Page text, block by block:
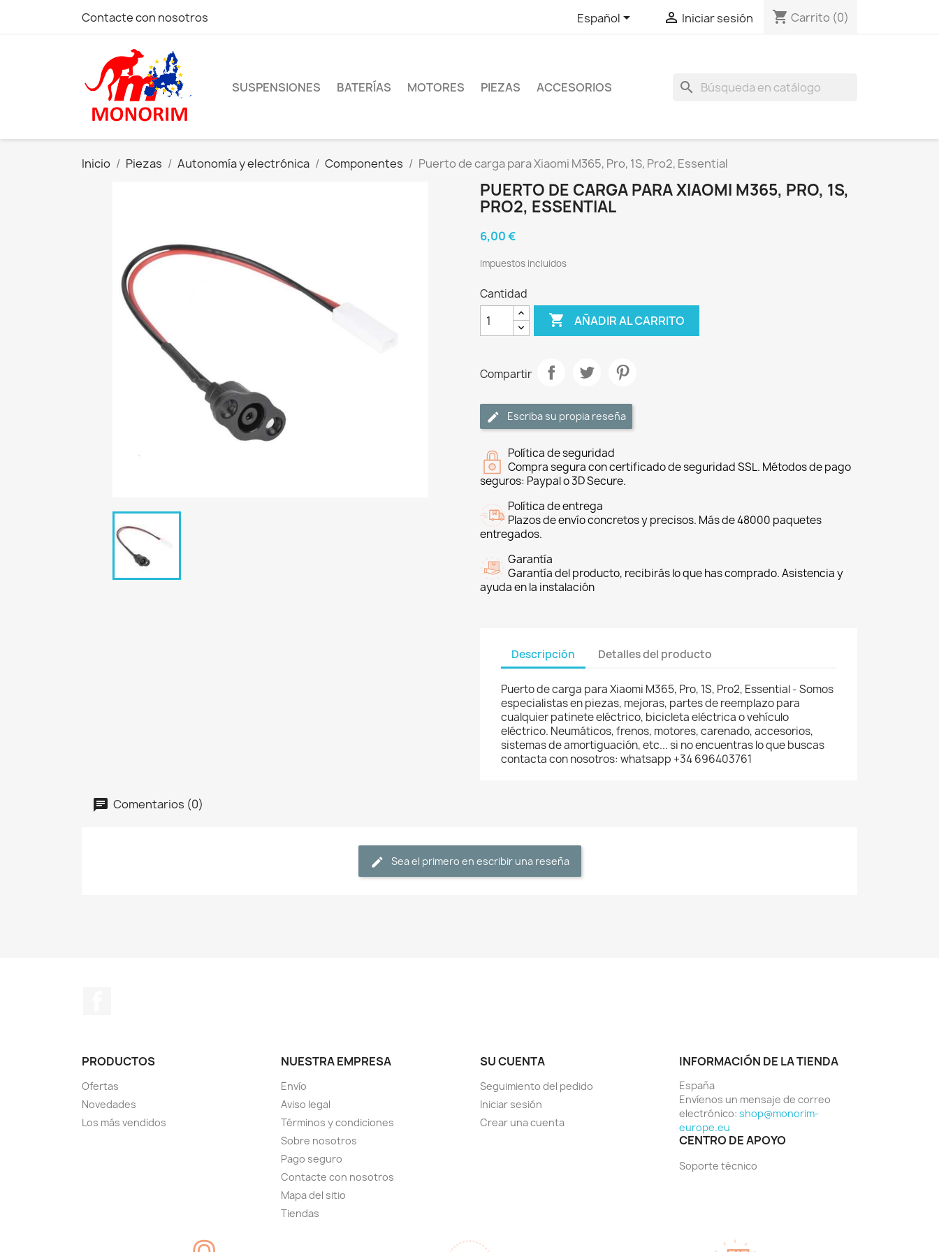
Contacte con nosotros Español  Iniciar sesión shopping_cart Carrito (0)
SUSPENSIONES BATERÍAS MOTORES PIEZAS ACCESORIOS search
Inicio Piezas Autonomía y electrónica Componentes Puerto de carga para Xiaomi M365, Pro, 1S, Pro2, Essential
PUERTO DE CARGA PARA XIAOMI M365, PRO, 1S,
PRO2, ESSENTIAL
6,00 €
Impuestos incluidos
Cantidad
 AÑADIR AL CARRITO
Compartir
Escriba su propia reseña
Política de seguridad
Compra segura con certificado de seguridad SSL. Métodos de pago
seguros: Paypal o 3D Secure.
Política de entrega
Plazos de envío concretos y precisos. Más de 48000 paquetes
entregados.
Garantía
Garantía del producto, recibirás lo que has comprado. Asistencia y
ayuda en la instalación
Descripción Detalles del producto
Puerto de carga para Xiaomi M365, Pro, 1S, Pro2, Essential - Somos
especialistas en piezas, mejoras, partes de reemplazo para
cualquier patinete eléctrico, bicicleta eléctrica o vehículo
eléctrico. Neumáticos, frenos, motores, carenado, accesorios,
sistemas de amortiguación, etc... si no encuentras lo que buscas
contacta con nosotros: whatsapp +34 696403761
Comentarios (0)
Sea el primero en escribir una reseña
PRODUCTOS
Ofertas
Novedades
Los más vendidos
NUESTRA EMPRESA
Envío
Aviso legal
Términos y condiciones
Sobre nosotros
Pago seguro
Contacte con nosotros
Mapa del sitio
Tiendas
SU CUENTA
Seguimiento del pedido
Iniciar sesión
Crear una cuenta
INFORMACIÓN DE LA TIENDA
España
Envíenos un mensaje de correo
electrónico: shop@monorim-
europe.eu
CENTRO DE APOYO
Soporte técnico